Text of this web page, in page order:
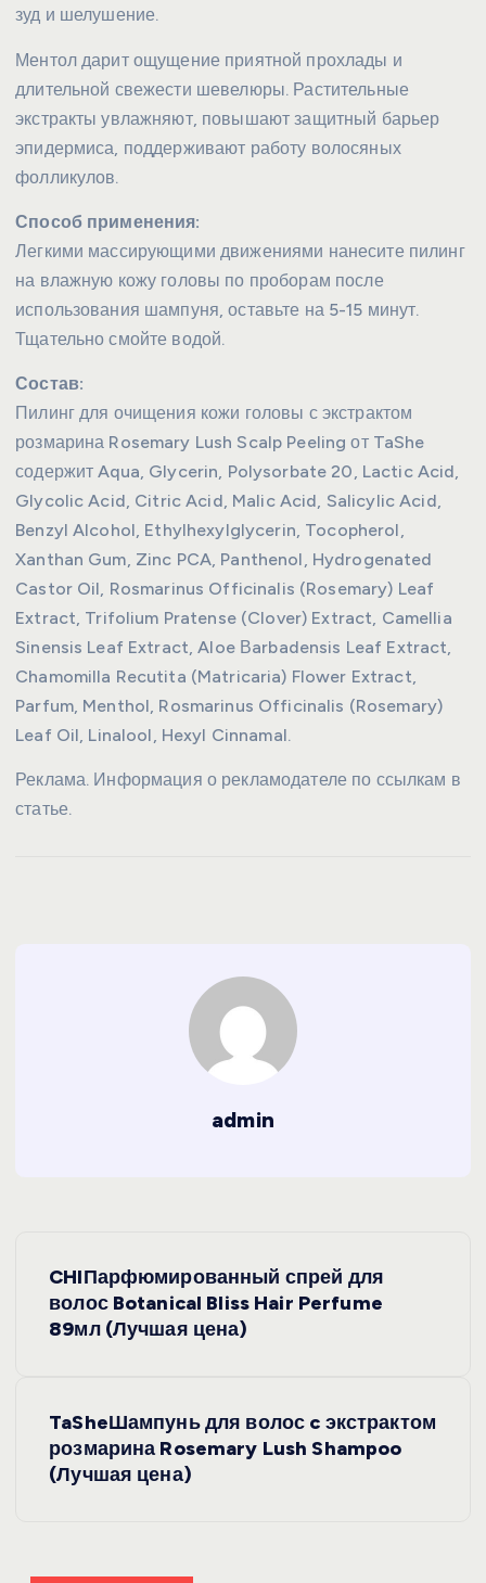
зуд и шелушение.
Ментол дарит ощущение приятной прохлады и
длительной свежести шевелюры. Растительные
экстракты увлажняют, повышают защитный барьер
эпидермиса, поддерживают работу волосяных
фолликулов.
Способ применения:
Легкими массирующими движениями нанесите пилинг
на влажную кожу головы по проборам после
использования шампуня, оставьте на 5-15 минут.
Тщательно смойте водой.
Состав:
Пилинг для очищения кожи головы с экстрактом
розмарина Rosemary Lush Scalp Peeling от TaShe
содержит Aqua, Glycerin, Polysorbate 20, Lactic Acid,
Glycolic Acid, Citric Acid, Malic Acid, Salicylic Acid,
Benzyl Alcohol, Ethylhexylglycerin, Tocopherol,
Xanthan Gum, Zinc PCA, Panthenol, Hydrogenated
Castor Oil, Rosmarinus Officinalis (Rosemary) Leaf
Extract, Trifolium Pratense (Clover) Extract, Camellia
Sinensis Leaf Extract, Aloe Вarbadensis Leaf Extract,
Chamomilla Recutita (Matricaria) Flower Extract,
Parfum, Menthol, Rosmarinus Officinalis (Rosemary)
Leaf Oil, Linalool, Hexyl Cinnamal.
Реклама. Информация о рекламодателе по ссылкам в
статье.
admin
CHIПарфюмированный спрей для
волос Botanical Bliss Hair Perfume
89мл (Лучшая цена)
TaSheШампунь для волос c экстрактом
розмарина Rosemary Lush Shampoo
(Лучшая цена)